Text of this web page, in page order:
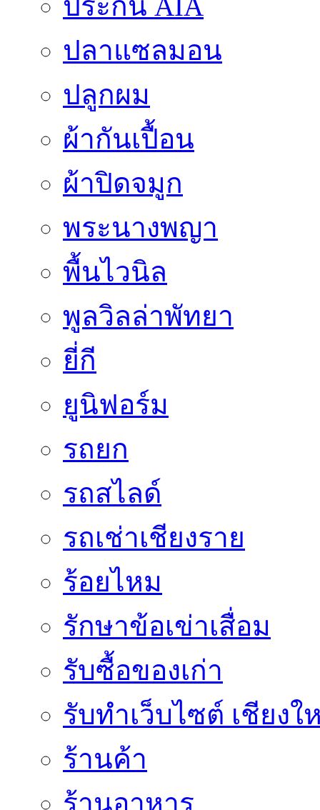
ประกัน AIA
ปลาแซลมอน
ปลูกผม
ผ้ากันเปื้อน
ผ้าปิดจมูก
พระนางพญา
พื้นไวนิล
พูลวิลล่าพัทยา
ยี่กี
ยูนิฟอร์ม
รถยก
รถสไลด์
รถเช่าเชียงราย
ร้อยไหม
รักษาข้อเข่าเสื่อม
รับซื้อของเก่า
รับทำเว็บไซต์ เชียงใ
ร้านค้า
ร้านอาหาร